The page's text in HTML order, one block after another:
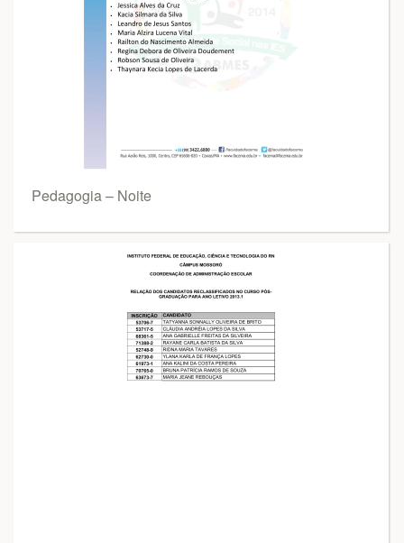
Pedagogia – Noite